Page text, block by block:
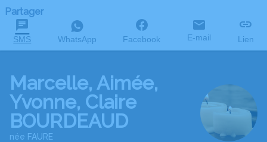
Partager
SMS WhatsApp Facebook E-mail Lien
Marcelle, Aimée,
Yvonne, Claire
BOURDEAUD
née FAURE